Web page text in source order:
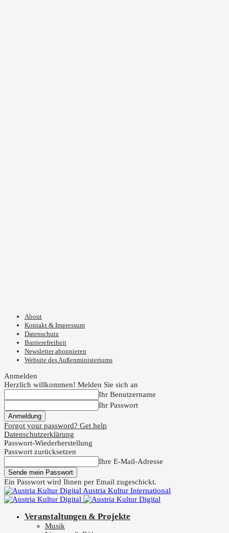
About
Kontakt & Impressum
Datenschutz
Barrierefreiheit
Newsletter abonnieren
Website des Außenministeriums
Anmelden
Herzlich willkommen! Melden Sie sich an
Ihr Benutzername
Ihr Passwort
Forgot your password? Get help
Datenschutzerklärung
Passwort-Wiederherstellung
Passwort zurücksetzen
Ihre E-Mail-Adresse
Ein Passwort wird Ihnen per Email zugeschickt.
Austria Kultur International
Veranstaltungen & Projekte
Musik